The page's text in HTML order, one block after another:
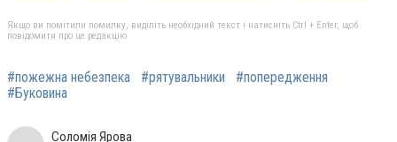
Якщо ви помітили помилку, виділіть необхідний текст і натисніть Ctrl + Enter, щоб
повідомити про це редакцію
#пожежна небезпека #рятувальники
#попередження
#Буковина
Соломія Ярова